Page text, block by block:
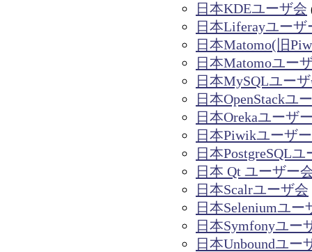
日本KDEユーザ会
日本Liferayユーザ
日本Matomo(旧
日本Matomoユー
日本MySQLユー
日本OpenStackユ
日本Orekaユーザ
日本Piwikユーザ
日本PostgreSQLユ
日本 Qt ユーザー
日本Scalrユーザ会
日本Seleniumユ
日本Symfonyユー
日本Unboundユー